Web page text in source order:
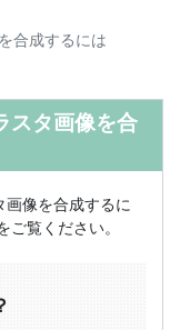
合成するには
スタ画像を合
画像を合成するに
ご覧ください。